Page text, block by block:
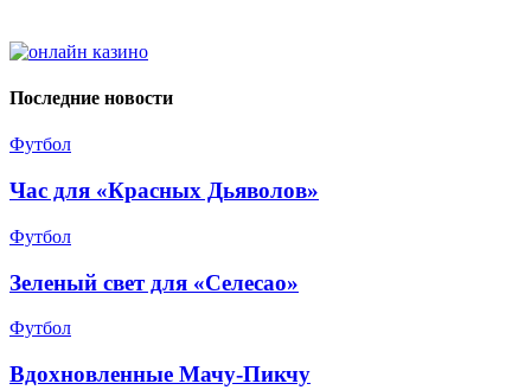
Последние новости
Футбол
Час для «Красных Дьяволов»
Футбол
Зеленый свет для «Селесао»
Футбол
Вдохновленные Мачу-Пикчу